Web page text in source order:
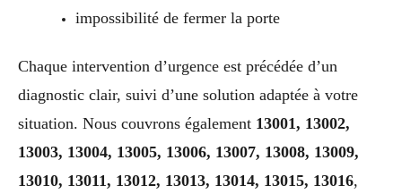
impossibilité de fermer la porte
Chaque intervention d’urgence est précédée d’un
diagnostic clair, suivi d’une solution adaptée à votre
situation. Nous couvrons également 13001, 13002,
13003, 13004, 13005, 13006, 13007, 13008, 13009,
13010, 13011, 13012, 13013, 13014, 13015, 13016,